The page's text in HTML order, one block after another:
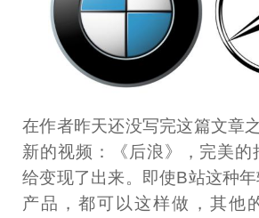
在作者昨天还没写完这篇文章
新的视频：《后浪》，完美的
给变现了出来。即使B站这种
产品，都可以这样做，其他